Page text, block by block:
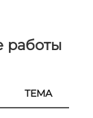
работы
ТЕМА